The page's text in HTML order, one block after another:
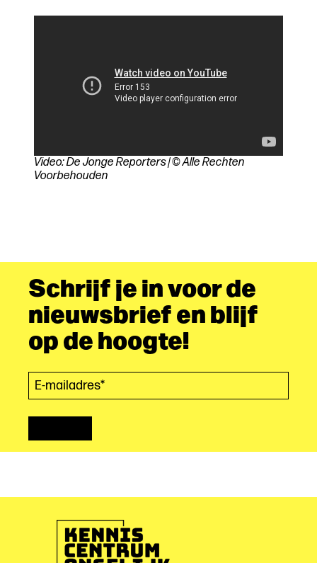
Video: De Jonge Reporters | © Alle Rechten
Voorbehouden
Schrijf je in voor de
nieuwsbrief en blijf
op de hoogte!